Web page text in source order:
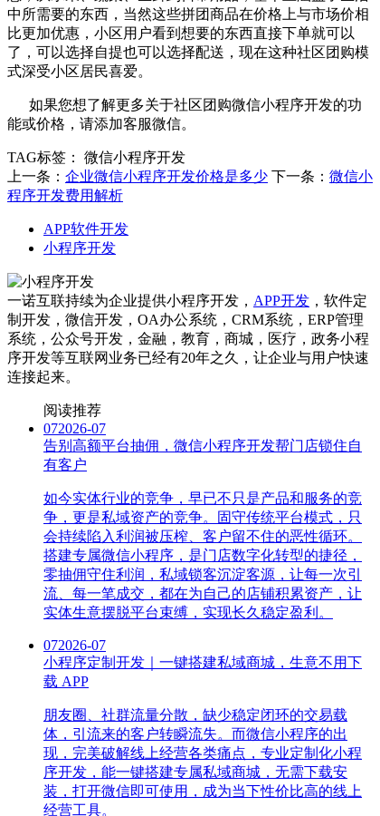
中所需要的东西，当然这些拼团商品在价格上与市场价相
比更加优惠，小区用户看到想要的东西直接下单就可以
了，可以选择自提也可以选择配送，现在这种社区团购模
式深受小区居民喜爱。
如果您想了解更多关于社区团购微信小程序开发的功
能或价格，请添加客服微信。
TAG标签：
微信小程序开发
上一条： 企业微信小程序开发价格是多少 下一条： 微信小
程序开发费用解析
APP软件开发
小程序开发
一诺互联持续为企业提供小程序开发， APP开发 ，软件定
制开发，微信开发，OA办公系统，CRM系统，ERP管理
系统，公众号开发，金融，教育，商城，医疗，政务小程
序开发等互联网业务已经有20年之久，让企业与用户快速
连接起来。
阅读推荐
072026-07
告别高额平台抽佣，微信小程序开发帮门店锁住自
有客户
如今实体行业的竞争，早已不只是产品和服务的竞
争，更是私域资产的竞争。固守传统平台模式，只
会持续陷入利润被压榨、客户留不住的恶性循环。
搭建专属微信小程序，是门店数字化转型的捷径，
零抽佣守住利润，私域锁客沉淀客源，让每一次引
流、每一笔成交，都在为自己的店铺积累资产，让
实体生意摆脱平台束缚，实现长久稳定盈利。
072026-07
小程序定制开发｜一键搭建私域商城，生意不用下
载 APP
朋友圈、社群流量分散，缺少稳定闭环的交易载
体，引流来的客户转瞬流失。而微信小程序的出
现，完美破解线上经营各类痛点，专业定制化小程
序开发，能一键搭建专属私域商城，无需下载安
装，打开微信即可使用，成为当下性价比高的线上
经营工具。